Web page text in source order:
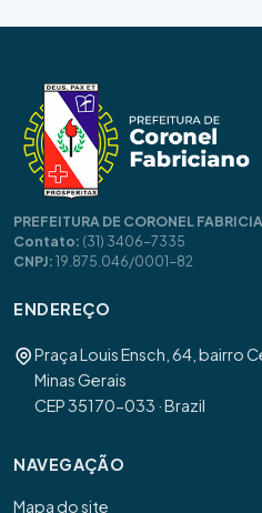
PREFEITURA DE CORONEL
Contato: (31) 3406-7335
CNPJ:19.875.046/0001-82
ENDEREÇO
Praça Louis Ensch, 64, bairro
Minas Gerais
CEP 35170-033 · Brazil
NAVEGAÇÃO
Mapa do site